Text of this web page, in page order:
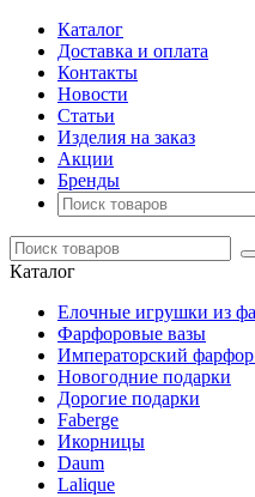
Каталог
Доставка и оплата
Контакты
Новости
Статьи
Изделия на заказ
Акции
Бренды
Каталог
Елочные игрушки из
Фарфоровые вазы
Императорский
Новогодние подарки
Дорогие подарки
Faberge
Икорницы
Daum
Lalique